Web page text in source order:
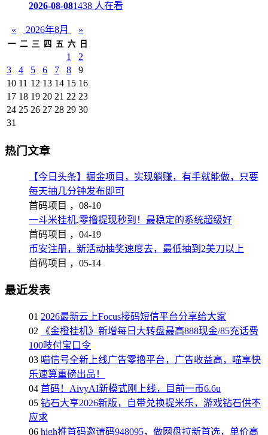
2026-08-081438 人在看
« 2026年8月 »
一 二 三 四 五 六 日
1
2
3
4 5 6 7 8
9
10 11 12 13 14 15 16
17 18 19 20 21 22 23
24 25 26 27 28 29 30
31
热门文章
【今日头条】掘金项目，实现躺赚，有手就能做，只要
每天抽几分钟发布即可
首码项目 ， 08-10
一斗米挂机,零撸提现秒到！最稳定的系统超级好
首码项目 ， 04-19
币安注册，新活动抽奖速度去，最低抽到2美刀以上
首码项目 ， 05-14
最近发表
01 2026最新云上Focus接码短信平台分享给大家
02
《金橙挂机》新增每日大转盘最高888现金/85充话费
100吱付宝口令
03 喵信号全新上线广告零撸平台，广告收益高，喵享快
乐速算重磅出品！
04 首码！AivyAI新模式刚上线，目前一币6.6u
05 钻石大亨2026新版，自带兑换提米乐，游戏钻石供不
应求
06 high推首码邀请码948095，做网盘拉新首选，单价高